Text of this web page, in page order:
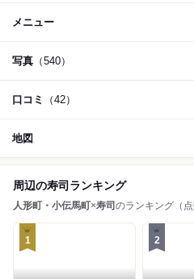
メニュー
写真 （540）
口コミ （42）
地図
周辺の寿司ランキング
人形町・小伝馬町×寿司 のランキング（
1 2